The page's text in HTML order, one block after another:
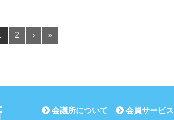
2 › »
会議所について 会員サービス